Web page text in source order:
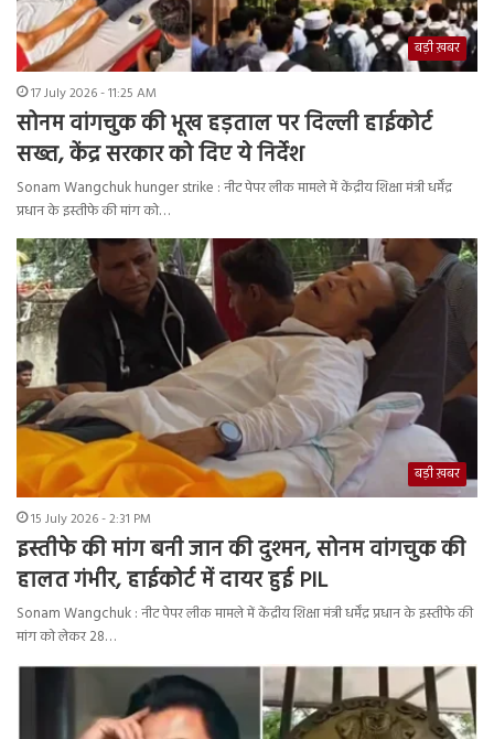
बड़ी ख़बर
17 July 2026 - 11:25 AM
सोनम वांगचुक की भूख हड़ताल पर दिल्ली हाईकोर्ट
सख्त, केंद्र सरकार को दिए ये निर्देश
Sonam Wangchuk hunger strike : नीट पेपर लीक मामले में केंद्रीय शिक्षा मंत्री धर्मेंद्र
प्रधान के इस्तीफे की मांग को…
बड़ी ख़बर
15 July 2026 - 2:31 PM
इस्तीफे की मांग बनी जान की दुश्मन, सोनम वांगचुक की
हालत गंभीर, हाईकोर्ट में दायर हुई PIL
Sonam Wangchuk : नीट पेपर लीक मामले में केंद्रीय शिक्षा मंत्री धर्मेंद्र प्रधान के इस्तीफे की
मांग को लेकर 28…